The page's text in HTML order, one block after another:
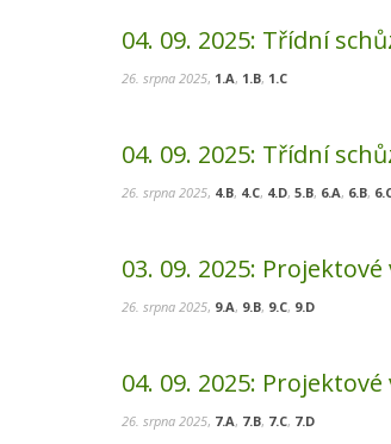
04. 09. 2025: Třídní
26. srpna 2025, 1.A, 1.B, 1.C
04. 09. 2025: Třídní
26. srpna 2025, 4.B, 4.C, 4.D, 5.B, 6.A, 6.B,
03. 09. 2025: Projektové
26. srpna 2025, 9.A, 9.B, 9.C, 9.D
04. 09. 2025: Projektové
26. srpna 2025, 7.A, 7.B, 7.C, 7.D